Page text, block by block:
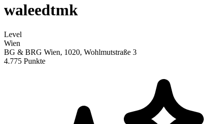
waleedtmk
Level
Wien
BG & BRG Wien, 1020, Wohlmutstraße 3
4.775 Punkte